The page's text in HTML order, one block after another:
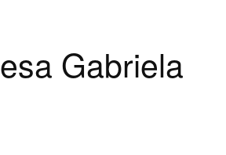
Gabriela